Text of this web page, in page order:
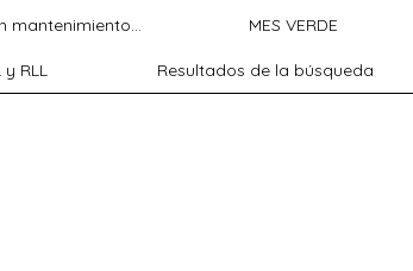
mantenimiento... MES VERDE
y RLL Resultados de la búsqueda